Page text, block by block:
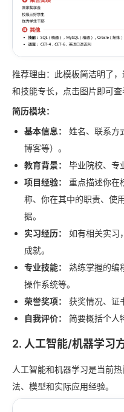
推荐理由：此模板简洁明了
和技能专长，点击图片即可查
简历模块：
基本信息：
姓名、联系方
博客等）。
教育背景：
毕业院校、专
项目经验：
重点描述你在
称、你在其中的职责、使
据。
实习经历：
如有相关实习
成就。
专业技能：
熟练掌握的编
操作系统等。
荣誉奖项：
获奖情况、证
自我评价：
简要概括个人
2. 人工智能/机器学习
人工智能和机器学习是当前
法、模型和实际应用经验。